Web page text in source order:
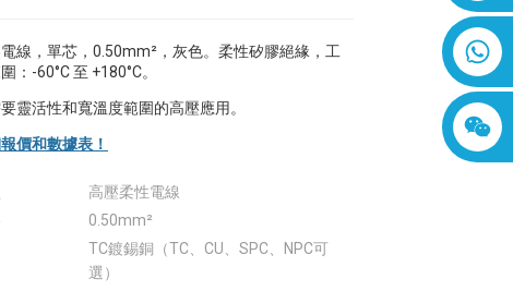
8618019377761
線，單芯，0.50mm²，灰色。柔性矽膠絕緣，工
：-60°C 至 +180°C。
靈活性和寬溫度範圍的高壓應用。
價和數據表！
高壓柔性電線
0.50mm²
TC鍍錫銅（TC、CU、SPC、NPC可
選）